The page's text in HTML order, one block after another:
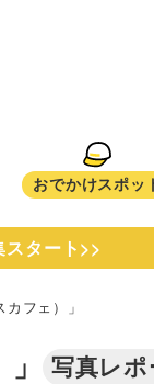
おでかけスポッ
タート>>
フェ）」
写真レポ